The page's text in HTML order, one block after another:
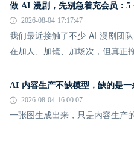
做 AI 漫剧，先别急着充会员：5
2026-08-04 17:17:47
我们最近接触了不少 AI 漫剧团
在加人、加镜、加场次，但真正
AI 内容生产不缺模型，缺的是一
2026-08-04 16:00:07
一张图生成出来，只是内容生产